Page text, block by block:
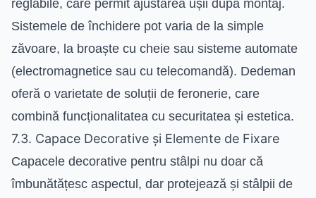
reglabile, care permit ajustarea ușii după montaj.
Sistemele de închidere pot varia de la simple
zăvoare, la broaște cu cheie sau sisteme automate
(electromagnetice sau cu telecomandă). Dedeman
oferă o varietate de soluții de feronerie, care
combină funcționalitatea cu securitatea și estetica.
7.3. Capace Decorative și Elemente de Fixare
Capacele decorative pentru stâlpi nu doar că
îmbunătățesc aspectul, dar protejează și stâlpii de